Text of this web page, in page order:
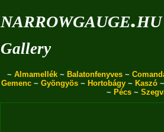
narrowgauge.hu
Gallery
~ Almamellék ~ Balatonfenyves ~
Gemenc ~ Gyöngyös ~ Hortobágy ~ Kaszó
~ Pécs ~